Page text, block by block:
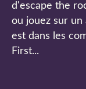
d'escape the
ou jouez sur un
est dans les
First...